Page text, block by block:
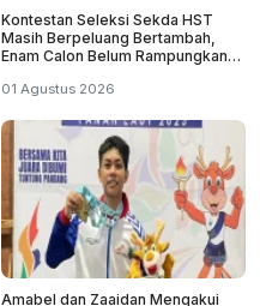
Kontestan Seleksi Sekda HST
Masih Berpeluang Bertambah,
Enam Calon Belum Rampungkan
01 Agustus 2026
Amabel dan Zaaidan Mengakui